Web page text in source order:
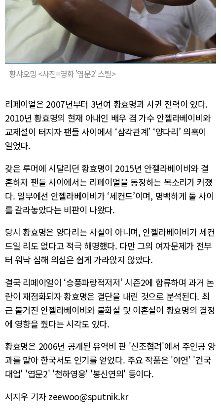
황샤오밍 <사진=영화 '엽문2' 스틸>
리페이얼은 2007년부터 3년여 황효명과 사귄 전력이 있다.
2010년 황효명의 현재 아내인 배우 겸 가수 안젤라베이비와
교제설이 터지자 팬들 사이에서 ‘삼각관계’ ‘양다리’ 의혹이
일었다.
갖은 루머에 시달리던 황효명이 2015년 안젤라베이비와 결
혼하자 팬들 사이에서는 리페이얼을 동정하는 목소리가 커졌
다. 일부에선 안젤라베이비가 ‘세컨드’이며, 명백하게 둘 사이
를 갈라놓았다는 비판이 나왔다.
당시 황효명은 양다리는 사실이 아니며, 안젤라베이비가 세컨
드일 리도 없다고 적극 해명했다. 다만 그의 여자문제가 전부
터 워낙 심해 의심은 쉽게 가라앉지 않았다.
결국 리페이얼이 ‘승풍파랑적저저’ 시즌2에 합류하며 과거 논
란이 재점화되자 황효명은 결단을 내린 것으로 분석된다. 최
근 불거진 안젤라베이비와 불화설 및 이혼설이 황효명의 결정
에 영향을 줬다는 시각도 있다.
황효명은 2006년 공개된 유역비 판 '신조협려'에서 주인공 양
과를 맡아 한국서도 인기를 얻었다. 주요 작품은 '야연' '건국
대업' '엽문2' '천하영웅' '봉신연의' 등이다.
서지우 기자 zeewoo@sputnik.kr